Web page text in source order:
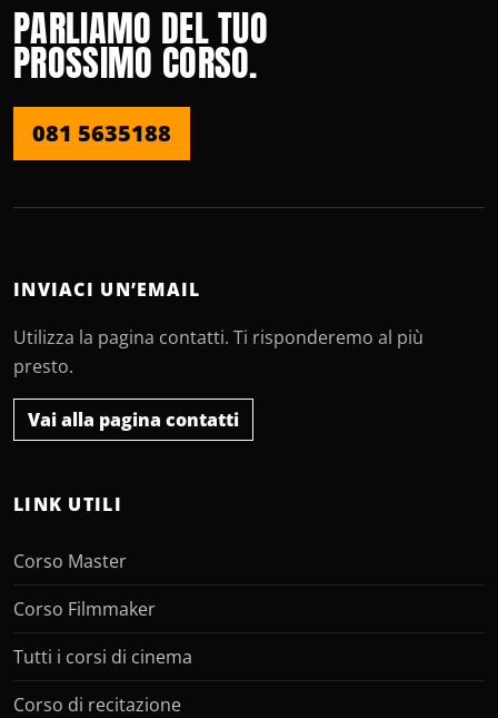
PARLIAMO DEL TUO
PROSSIMO CORSO.
081 5635188
INVIACI UN’EMAIL
Utilizza la pagina contatti. Ti risponderemo al più
presto.
Vai alla pagina contatti
LINK UTILI
Corso Master
Corso Filmmaker
Tutti i corsi di cinema
Corso di recitazione